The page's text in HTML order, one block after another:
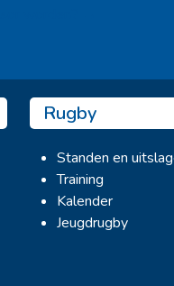
Rugby
Standen en
Training
Kalender
Jeugdrugby